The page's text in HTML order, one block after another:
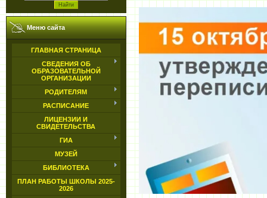
Меню сайта
ГЛАВНАЯ СТРАНИЦА
СВЕДЕНИЯ ОБ
ОБРАЗОВАТЕЛЬНОЙ
ОРГАНИЗАЦИИ
РОДИТЕЛЯМ
РАСПИСАНИЕ
ЛИЦЕНЗИИ И
СВИДЕТЕЛЬСТВА
ГИА
МУЗЕЙ
БИБЛИОТЕКА
ПЛАН РАБОТЫ ШКОЛЫ 2025-
2026